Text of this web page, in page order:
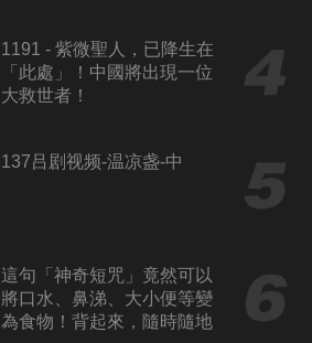
1191 - 紫微聖人，已降生在
「此處」！中國將出現一位
大救世者！
137吕剧视频-温凉盏-中
這句「神奇短咒」竟然可以
將口水、鼻涕、大小便等變
為食物！背起來，隨時隨地